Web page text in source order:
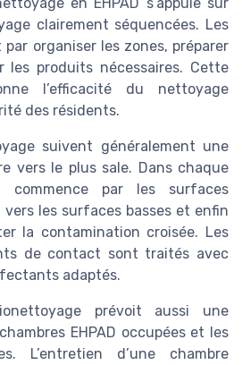
clairement séquencées. Les
organiser les zones, préparer
les produits nécessaires. Cette
l’efficacité du nettoyage
des résidents.
suivent généralement une
vers le plus sale. Dans chaque
commence par les surfaces
les surfaces basses et enfin
la contamination croisée. Les
de contact sont traités avec
adaptés.
prévoit aussi une
EHPAD occupées et les
L’entretien d’une chambre